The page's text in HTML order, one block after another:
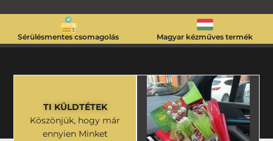
Sérülésmentes csomagolás Magyar kézműves termék
TI KÜLDTÉTEK
Köszönjük, hogy már
ennyien Minket